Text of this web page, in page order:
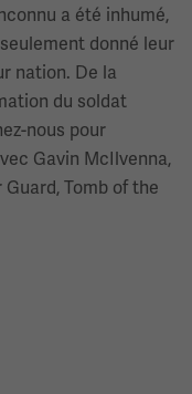
a été inhumé,
donné leur
nation. De la
du soldat
nous pour
Gavin McIlvenna,
Tomb of the